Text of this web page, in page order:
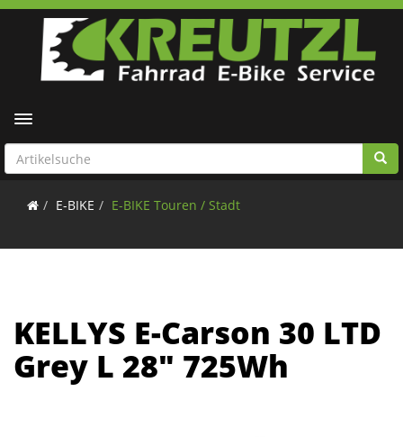
Toggle navigation
E-BIKE E-BIKE Touren / Stadt
KELLYS E-Carson 30 LTD
Grey L 28" 725Wh